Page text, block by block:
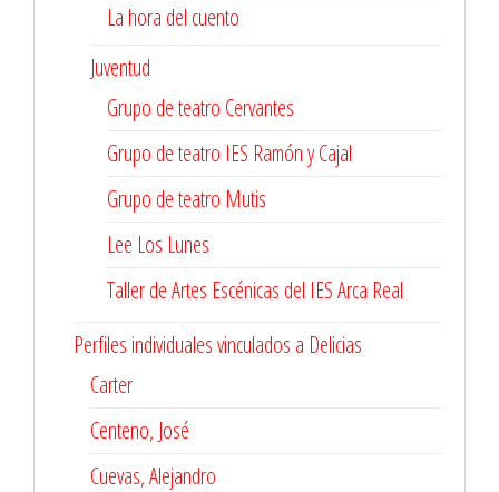
La hora del cuento
Juventud
Grupo de teatro Cervantes
Grupo de teatro IES Ramón y Cajal
Grupo de teatro Mutis
Lee Los Lunes
Taller de Artes Escénicas del IES Arca Real
Perfiles individuales vinculados a Delicias
Carter
Centeno, José
Cuevas, Alejandro